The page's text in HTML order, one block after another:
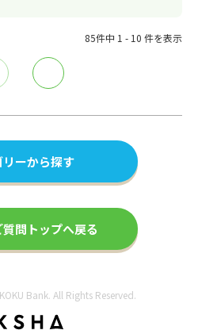
85件中 1 - 10 件を表示
リーから探す
問トップへ戻る
Bank. All Rights Reserved.